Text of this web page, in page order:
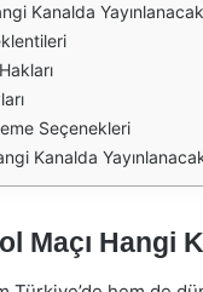
Kanalda
Seçenekleri
Kanalda
Maçı Hangi